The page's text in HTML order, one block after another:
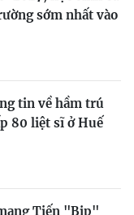
sớm nhất vào
tin về hầm trú
80 liệt sĩ ở Huế
Tiến "Bịp"